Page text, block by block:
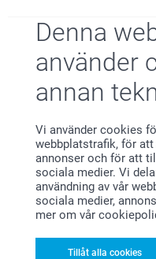
Denna
använder
annan
Vi använder cookies
webbplatstrafik, för
annonser och för att
sociala medier. Vi
användning av vår
sociala medier,
mer om vår
Tillåt alla cookies
Nöjd
Bonus